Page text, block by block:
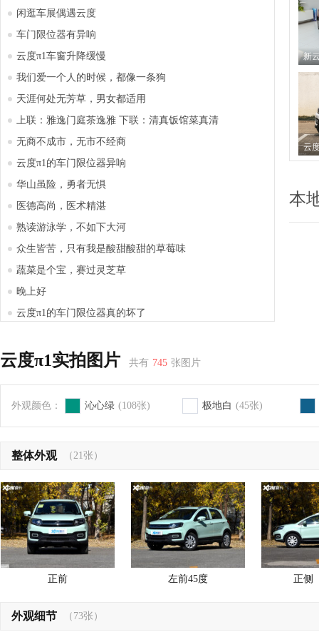
闲逛车展偶遇云度
车门限位器有异响
云度π1车窗升降缓慢
我们爱一个人的时候，都像一条狗
天涯何处无芳草，男女都适用
上联：雅逸门庭茶逸雅 下联：清真饭馆菜真清
无商不成市，无市不经商
云度π1的车门限位器异响
华山虽险，勇者无惧
医德高尚，医术精湛
熟读游泳学，不如下大河
众生皆苦，只有我是酸甜酸甜的草莓味
蔬菜是个宝，赛过灵芝草
晚上好
云度π1的车门限位器真的坏了
新车云兔正式上市，航空公司开启造车大幕
云度π1车门打开无法固定，会撞到旁边车辆什么办？
本
云度π1实拍图片 共有 745 张图片
外观颜色： 沁心绿 (108张) 极地白 (45张)
整体外观 （21张）
正前 左前45度 正侧
外观细节 （73张）